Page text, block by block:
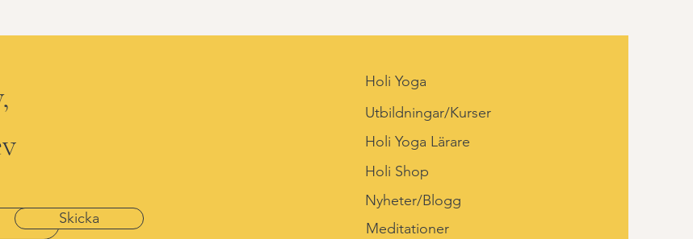
Skicka
Holi Yoga
Utbildningar/Kurser
Holi Yoga Lärare
Holi Shop
Nyheter/Blogg
Meditationer